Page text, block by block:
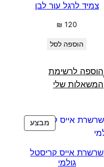
צמיד לרגל עור לבן
₪ 120
הוספה לסל
הוספה לרשימת
המשאלות שלי
מבצעמוצרים
במבצע
שרשרת אייס קריסטל
גולמי